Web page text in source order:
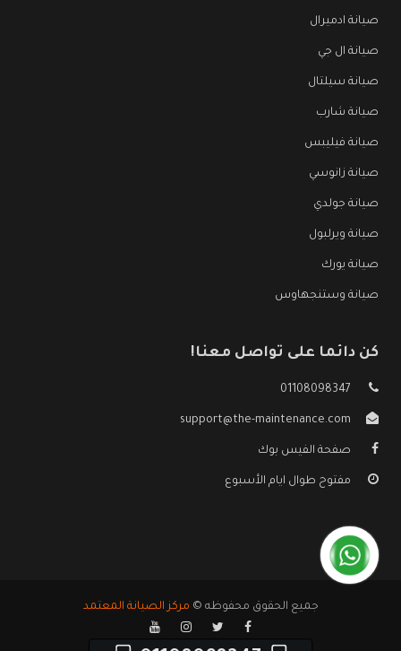
صيانة ادميرال
صيانة ال جي
صيانة سيلتال
صيانة شارب
صيانة فيليبس
صيانة زانوسي
صيانة جولدي
صيانة ويرلبول
صيانة يورك
صيانة وستنجهاوس
كن دائما على تواصل معنا!
01108098347
support@the-maintenance.com
صفحة الفيس بوك
مفتوح طوال ايام الأسبوع
جميع الحقوق محفوظه © مركز الصيانة المعتمد